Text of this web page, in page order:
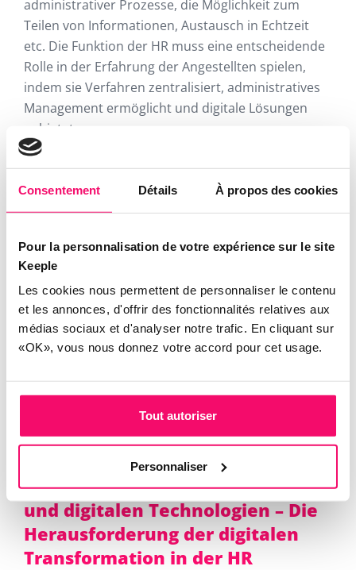
Consentement Détails À propos des cookies
Pour la personnalisation de votre expérience sur le site
Keeple
Les cookies nous permettent de personnaliser le contenu
et les annonces, d'offrir des fonctionnalités relatives aux
médias sociaux et d'analyser notre trafic. En cliquant sur
«OK», vous nous donnez votre accord pour cet usage.
Tout autoriser
Personnaliser
administrativer Prozesse, die Möglichkeit zum
Teilen von Informationen, Austausch in Echtzeit
etc. Die Funktion der HR muss eine entscheidende
Rolle in der Erfahrung der Angestellten spielen,
indem sie Verfahren zentralisiert, administratives
Management ermöglicht und digitale Lösungen
anbietet.
HR digitale Transformation #4:
Kommunikation
die Kommunikationstools der HR komplett
verändert und die digitale Transformation hat
dieses Phänomen verstärkt. Das Personalwesen
kann die ihr zur Verfügung stehenden, digitalen
Ressourcen einsetzen, wie etwa Webseiten,
Kundenrezensionen und soziale Netzwerke. Aus
Evolution mehr Nähe zu Kunden und Kollegen,
erhöhte Transparenz und befähigt das
Unternehmen, eine breitere
Zusammenführen von Menschen
und digitalen Technologien – Die
Herausforderung der digitalen
Transformation in der HR